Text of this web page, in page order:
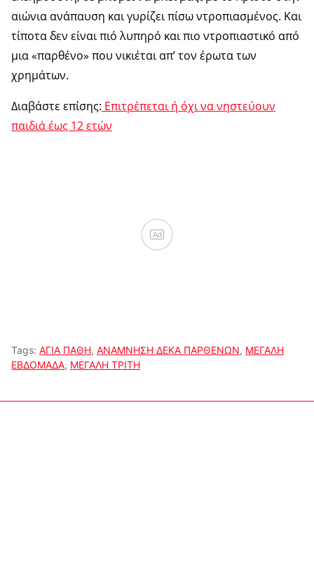
αιώνια ανάπαυση και γυρίζει πίσω ντροπιασμένος. Και
τίποτα δεν είναι πιό λυπηρό και πιο ντροπιαστικό από
μια «παρθένο» που νικιέται απ’ τον έρωτα των
χρημάτων.
Διαβάστε επίσης: Επιτρέπεται ή όχι να νηστεύουν
παιδιά έως 12 ετών
Ad
Tags: ΑΓΙΑ ΠΑΘΗ, ΑΝΑΜΝΗΣΗ ΔΕΚΑ ΠΑΡΘΕΝΩΝ, ΜΕΓΑΛΗ
ΕΒΔΟΜΑΔΑ, ΜΕΓΑΛΗ ΤΡΙΤΗ